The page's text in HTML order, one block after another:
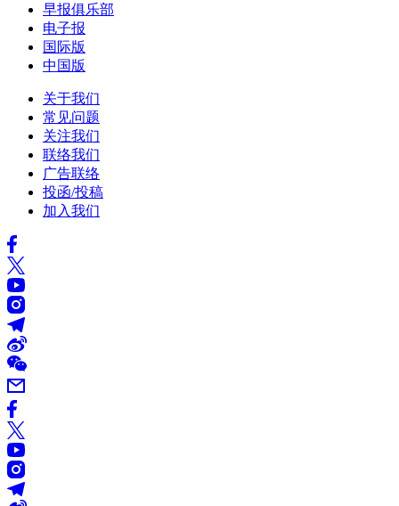
早报俱乐部
电子报
国际版
中国版
关于我们
常见问题
关注我们
联络我们
广告联络
投函/投稿
加入我们